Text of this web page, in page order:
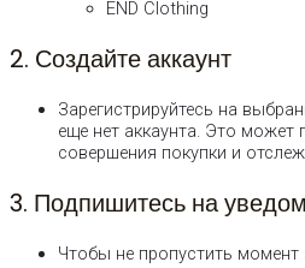
END Clothing
2. Создайте аккаунт
Зарегистрируйтесь на
еще нет аккаунта. Это может
совершения покупки и
3. Подпишитесь на
Чтобы не пропустить момент